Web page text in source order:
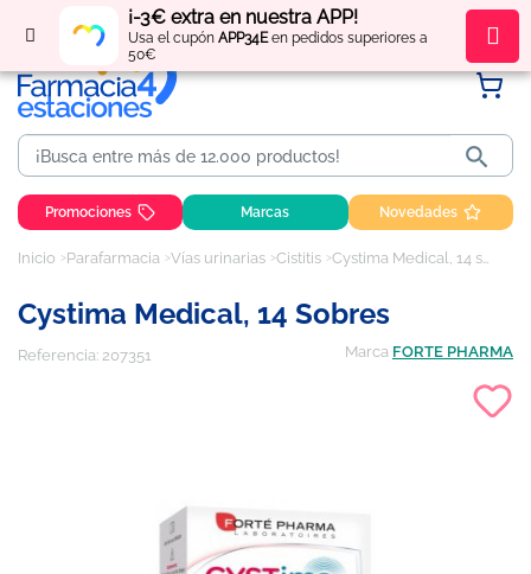
¡-3€ extra en nuestra APP!
Usa el cupón APP34Een pedidos superiores a
50€
Regístratey obténpuntos por tus compras

Promociones Marcas Novedades
Inicio Parafarmacia Vías urinarias Cistitis Cystima Medical, 14 sobres
Cystima Medical, 14 Sobres
Referencia: 207351 Marca FORTE PHARMA